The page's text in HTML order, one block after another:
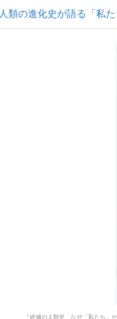
「敗因分析は一切聞かれなかっ
人類の進化史が語る「私
『絶滅の人類史 なぜ「私たち」